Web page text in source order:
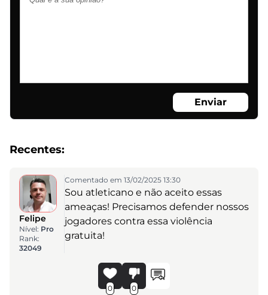
Enviar
Recentes:
Felipe
Nível: Pro
Rank:
32049
Comentado em 13/02/2025 13:30
Sou atleticano e não aceito essas
ameaças! Precisamos defender nossos
jogadores contra essa violência
gratuita!
0 0